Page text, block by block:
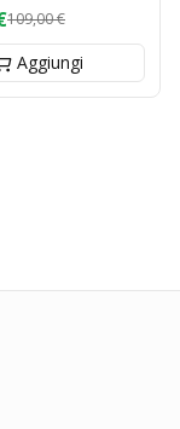
109,00 €
Aggiungi